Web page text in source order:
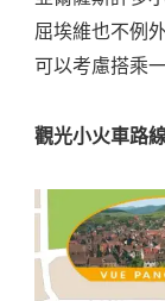
屈埃維也不例
可以考慮搭乘
觀光小火車路